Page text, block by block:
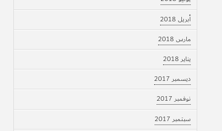
أبريل 2018
مارس 2018
يناير 2018
ديسمبر 2017
نوفمبر 2017
سبتمبر 2017